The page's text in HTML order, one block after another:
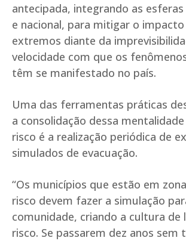
antecipada, integrando as
e nacional, para mitigar o
extremos diante da
velocidade com que os
têm se manifestado no país.
Uma das ferramentas práticas
a consolidação dessa
risco é a realização periódica de
simulados de evacuação.
“Os municípios que estão em
risco devem fazer a simulação
comunidade, criando a cultura de
risco. Se passarem dez anos sem